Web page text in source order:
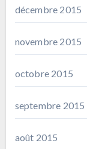
décembre 2015
novembre 2015
octobre 2015
septembre 2015
août 2015